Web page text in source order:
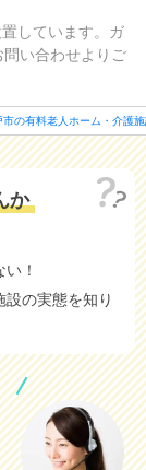
置しています。ガ
い合わせよりご
市の有料老人ホーム・介護
か
！
の実態を知り